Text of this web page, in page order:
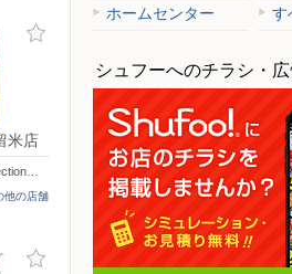
米店
他の店舗
ホームセンター
す
シュフーへのチラシ・